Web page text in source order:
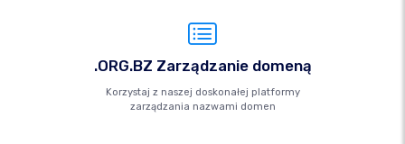
.ORG.BZ Zarządzanie domeną
Korzystaj z naszej doskonałej platformy
zarządzania nazwami domen